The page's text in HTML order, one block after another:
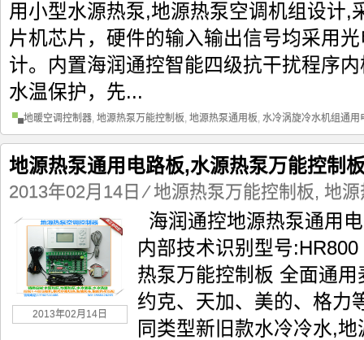
用小型水源热泵,地源热泵空调机组设计,
片机芯片，硬件的输入输出信号均采用
计。内置海润通控智能四级抗干扰程序
水温保护，先...
地暖空调控制器, 地源热泵万能控制板, 地源热泵通用板, 水冷涡旋冷水机组通用
地源热泵通用电路板,水源热泵万能控制
2013年02月14日 ⁄地源热泵万能控制板, 地
2013年02月14日
海润通控地源热泵通用
内部技术识别型号
热泵万能控制板 全面通
约克、天加、美的、格力
同类型新旧款水冷冷水,